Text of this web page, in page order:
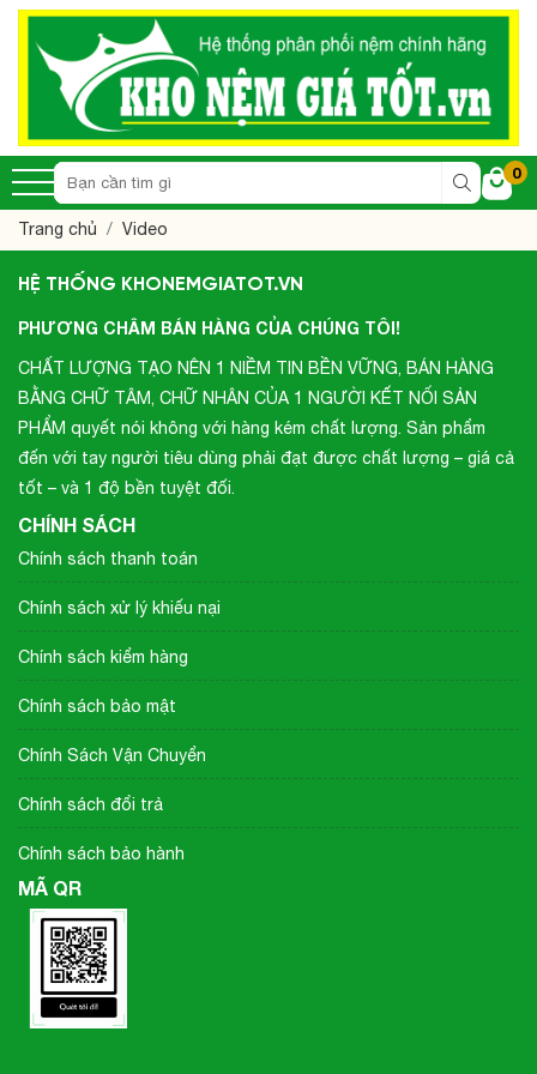
0
Trang chủ Video
HỆ THỐNG KHONEMGIATOT.VN
PHƯƠNG CHÂM BÁN HÀNG CỦA CHÚNG TÔI!
CHẤT LƯỢNG TẠO NÊN 1 NIỀM TIN BỀN VỮNG, BÁN HÀNG
BẰNG CHỮ TÂM, CHỮ NHÂN CỦA 1 NGƯỜI KẾT NỐI SẢN
PHẨM quyết nói không với hàng kém chất lượng. Sản phẩm
đến với tay người tiêu dùng phải đạt được chất lượng – giá cả
tốt – và 1 độ bền tuyệt đối.
CHÍNH SÁCH
Chính sách thanh toán
Chính sách xử lý khiếu nại
Chính sách kiểm hàng
Chính sách bảo mật
Chính Sách Vận Chuyển
Chính sách đổi trả
Chính sách bảo hành
MÃ QR